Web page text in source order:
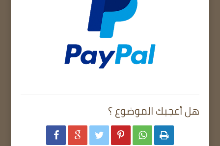
هل أعجبك الموضوع ؟
     